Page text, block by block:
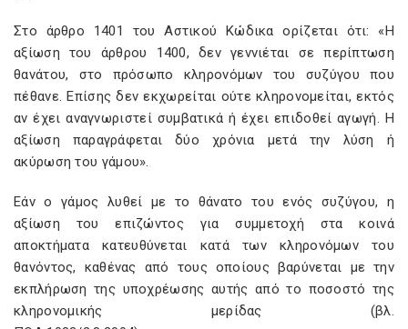
Στο άρθρο 1401 του Αστικού Κώδικα ορίζεται ότι: «Η
αξίωση του άρθρου 1400, δεν γεννιέται σε περίπτωση
θανάτου, στο πρόσωπο κληρονόμων του συζύγου που
πέθανε. Επίσης δεν εκχωρείται ούτε κληρονομείται, εκτός
αν έχει αναγνωριστεί συμβατικά ή έχει επιδοθεί αγωγή. Η
αξίωση παραγράφεται δύο χρόνια μετά την λύση ή
ακύρωση του γάμου».
Εάν ο γάμος λυθεί με το θάνατο του ενός συζύγου, η
αξίωση του επιζώντος για συμμετοχή στα κοινά
αποκτήματα κατευθύνεται κατά των κληρονόμων του
θανόντος, καθένας από τους οποίους βαρύνεται με την
εκπλήρωση της υποχρέωσης αυτής από το ποσοστό της
κληρονομικής μερίδας (βλ.